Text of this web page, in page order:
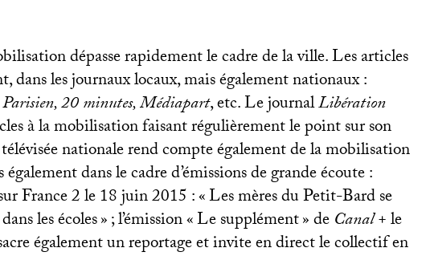
dépasse rapidement le cadre de la ville. Les articles
dans les journaux locaux, mais également nationaux :
20 minutes, Médiapart, etc. Le journalLibération
à la mobilisation faisant régulièrement le point sur son
nationale rend compte également de la mobilisation
dans le cadre d’émissions de grande écoute :
France 2 le 18 juin 2015 : «Les mères du Petit-Bard se
les écoles»; l’émission «Le supplément» deCanal +le
également un reportage et invite en direct le collectif en